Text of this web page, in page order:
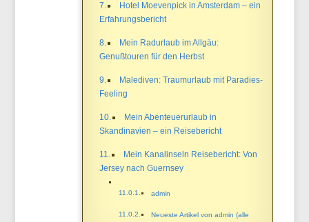
Hotel Moevenpick in Amsterdam – ein
Erfahrungsbericht
Mein Radurlaub im Allgäu:
Genußtouren für den Herbst
Malediven: Traumurlaub mit Paradies-
Feeling
Mein Abenteuerurlaub in
Skandinavien – ein Reisebericht
Mein Kanalinseln Reisebericht: Von
Jersey nach Guernsey
admin
Neueste Artikel von admin (alle